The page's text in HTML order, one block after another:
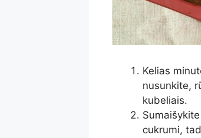
Kelias
nusunkite,
kubeliais.
cukrumi,